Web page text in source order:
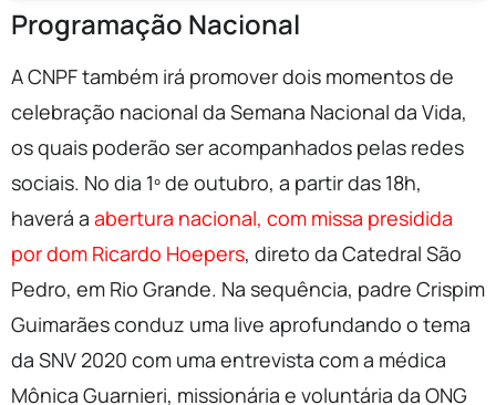
Programação Nacional
A CNPF também irá promover dois momentos de
celebração nacional da Semana Nacional da Vida,
os quais poderão ser acompanhados pelas redes
sociais. No dia 1º de outubro, a partir das 18h,
haverá a abertura nacional, com missa presidida
por dom Ricardo Hoepers, direto da Catedral São
Pedro, em Rio Grande. Na sequência, padre Crispim
Guimarães conduz uma live aprofundando o tema
da SNV 2020 com uma entrevista com a médica
Mônica Guarnieri, missionária e voluntária da ONG